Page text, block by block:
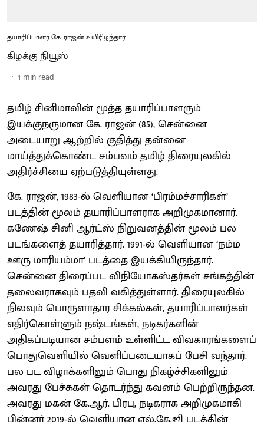
தயாரிப்பாளர் கே. ராஜன் உயிரிழந்தார்
கிழக்கு நியூஸ்
1 min read
தமிழ் சினிமாவின் மூத்த தயாரிப்பாளரும்
இயக்குநருமான கே. ராஜன் (85), சென்னை
அடையாறு ஆற்றில் குதித்து தன்னை
மாய்த்துக்கொண்ட சம்பவம் தமிழ் திரையுலகில்
அதிர்ச்சியை ஏற்படுத்தியுள்ளது.
கே. ராஜன், 1983-ல் வெளியான ‘பிரம்மச்சாரிகள்’
படத்தின் மூலம் தயாரிப்பாளராக அறிமுகமானார்.
கணேஷ் சினி ஆர்ட்ஸ் நிறுவனத்தின் மூலம் பல
படங்களைத் தயாரித்தார். 1991-ல் வெளியான ‘நம்ம
ஊரு மாரியம்மா’ படத்தை இயக்கியிருந்தார்.
சென்னை திரைப்பட விநியோகஸ்தர்கள் சங்கத்தின்
தலைவராகவும் பதவி வகித்துள்ளார். திரையுலகில்
நிலவும் பொருளாதார சிக்கல்கள், தயாரிப்பாளர்கள்
எதிர்கொள்ளும் நஷ்டங்கள், நடிகர்களின்
அதிகப்படியான சம்பளம் உள்ளிட்ட விவகாரங்களைப்
பொதுவெளியில் வெளிப்படையாகப் பேசி வந்தார்.
பல பட விழாக்களிலும் பொது நிகழ்ச்சிகளிலும்
அவரது பேச்சுகள் தொடர்ந்து கவனம் பெற்றிருந்தன.
அவரது மகன் கே.ஆர். பிரபு, நடிகராக அறிமுகமாகி